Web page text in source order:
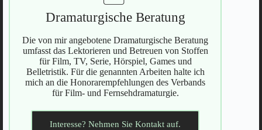
Dramaturgische Beratung
Die von mir angebotene Dramaturgische Beratung
umfasst das Lektorieren und Betreuen von Stoffen
für Film, TV, Serie, Hörspiel, Games und
Belletristik. Für die genannten Arbeiten halte ich
mich an die Honorarempfehlungen des Verbands
für Film- und Fernsehdramaturgie.
Interesse? Nehmen Sie Kontakt auf.